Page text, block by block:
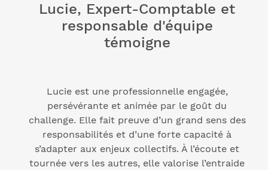
Lucie, Expert-Comptable et
responsable d'équipe
témoigne
Lucie est une professionnelle engagée,
persévérante et animée par le goût du
challenge. Elle fait preuve d’un grand sens des
responsabilités et d’une forte capacité à
s’adapter aux enjeux collectifs. À l’écoute et
tournée vers les autres, elle valorise l’entraide